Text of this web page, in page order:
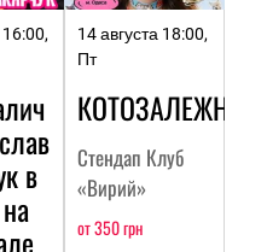
16:00,
в
14 августа 18:00,
Пт
Стендап Клуб
«Вирий»
от 350 грн